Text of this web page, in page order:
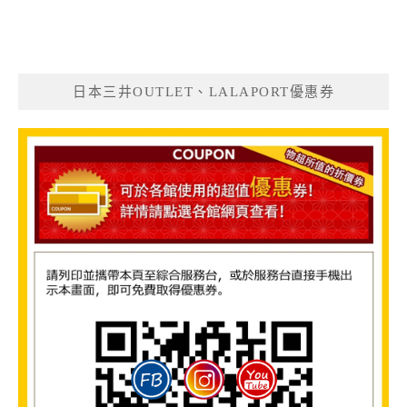
日本三井OUTLET、LALAPORT優惠券